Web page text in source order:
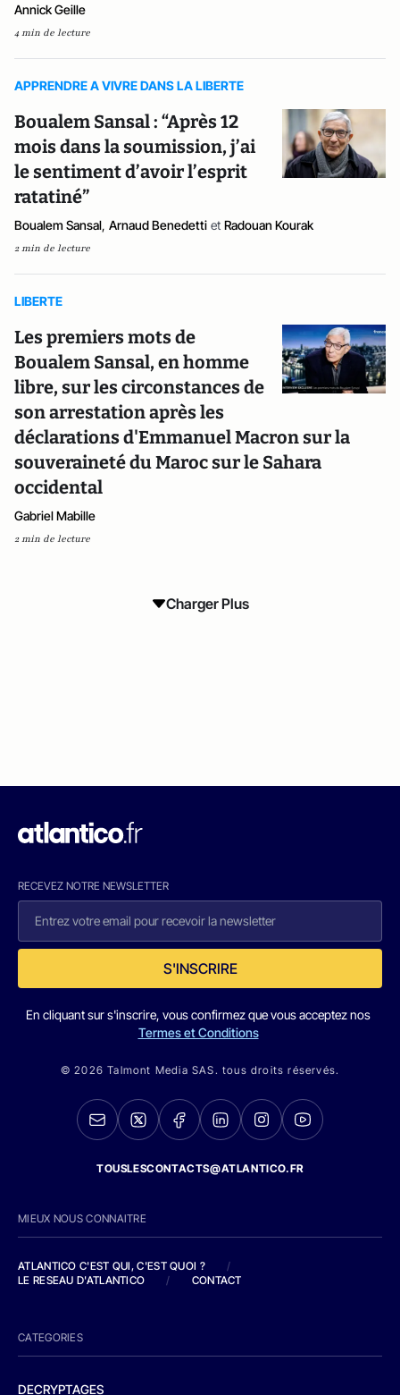
Annick Geille
4 min de lecture
APPRENDRE A VIVRE DANS LA LIBERTE
Boualem Sansal : “Après 12
mois dans la soumission, j’ai
le sentiment d’avoir l’esprit
ratatiné”
Boualem Sansal, Arnaud Benedetti et Radouan Kourak
2 min de lecture
LIBERTE
Les premiers mots de
Boualem Sansal, en homme
libre, sur les circonstances de
son arrestation après les
déclarations d'Emmanuel Macron sur la
souveraineté du Maroc sur le Sahara
occidental
Gabriel Mabille
2 min de lecture
Charger Plus
RECEVEZ NOTRE NEWSLETTER
S'INSCRIRE
En cliquant sur s'inscrire, vous confirmez que vous acceptez nos
Termes et Conditions
© 2026 Talmont Media SAS. tous droits réservés.
TOUSLESCONTACTS@ATLANTICO.FR
MIEUX NOUS CONNAITRE
ATLANTICO C'EST QUI, C'EST QUOI ?
/
LE RESEAU D'ATLANTICO
/ CONTACT
CATEGORIES
DECRYPTAGES